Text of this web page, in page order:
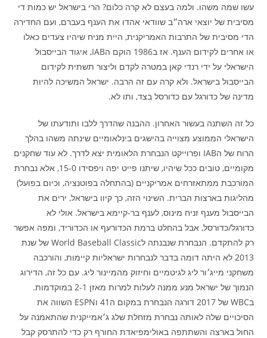
עשו שמה משהו. ולמה בעצם לא קרה כלום? הרי בישראל יש כמות די
מסיבית של יוצאי ארה״ב שוודאי אהדו את הענף בעברם, ועם החדירה
הדי מסיבית של התרבות האמריקנית, היית מניח שיהיו צעדים כאלו
או אחרים לקידום הענף. אז ב1986 הוקם הIAB, איגוד הבייסבול
הישראלי על ידי רנדי קאן במטרה לקדם וליצור תשתית לקידום
הבייסבול בישראל. ולא קרה עם זה הרבה. ישראל המשיכה להיות
מדינה של כדורגל עם כדורסל בצד, ותו לא.
כל זה השתנה בעשור האחרון. ההבנה שהדרך ללבו ותודעתו של
הישראלי הממוצע מצוייה בהישגים בינלאומיים שינתה משהו בהלך
הרוח של הIAB ופרוייקט הנבחרת הלאומית יצא לדרך. לא עוד שחקנים
מקומיים, טובים ככל שיהיו, שיתנו פייט יפה ויפסידו 15-0, אלא נבחרת
המורכבת ממתאזרחים אמריקניים (בהתחלה בפוטנציה, וכיום בפועל)
מהליגות בארצות הברית. השינוי הזה, כך קיוו בישראל, ירים את
הבייסבול מענף זניח מינוס, לענף בר-קיימא בישראל. אולי לא
כדורגל/כדורסל, אבל בהחלט ברמת הכדורעף או הכדוריד, ומפה אפשר
רק להתקדם. הנבחרת שנבנתה לWorld Baseball Classic של שנת
2013 לא היתה דומה בדבר לנבחרות ישראליות קיימות, והורכבה
משחקני מייג׳ור ליג לגיטמיים וחיזוק מהמיינור ליג. עם כל זה, הדירוג
הנמוך של ישראל מנע ממנה לעלות למרות מאזן 2-1 במוקדמות.
בWBC של 2017 דורגה הנבחרת במקום ה41 וESPN השווה את
הסיכויים שלה לאותה נבחרת מזחלת שלג ג׳אמייקנית שהתאמנה על
החול בארצה והשתתפה באולימפיאדת החורף רק כדי להתרסק קבל